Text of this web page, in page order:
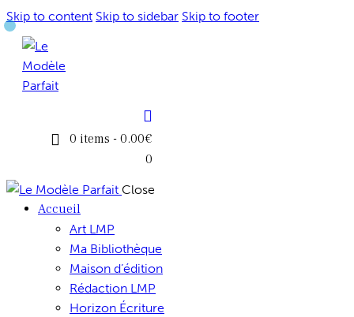
Skip to content Skip to sidebar Skip to footer
0 items - 0.00€
0
Close
Accueil
Art LMP
Ma Bibliothèque
Maison d’édition
Rédaction LMP
Horizon Écriture